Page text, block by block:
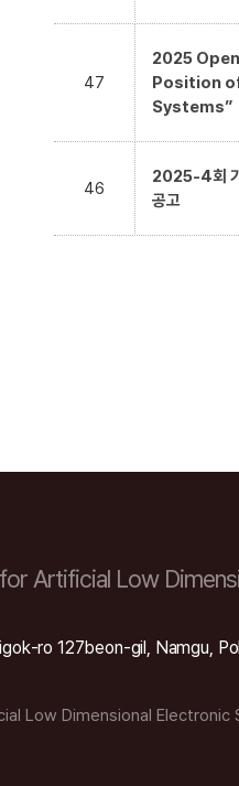
47
2025
Position
Systems”
46
2025-4회 기
공고
Artificial Low
ro 127beon-gil, Namgu,
Low Dimensional Electronic